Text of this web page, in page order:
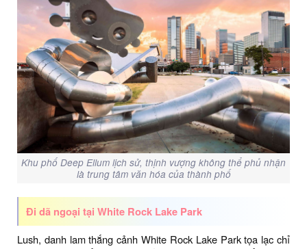
Khu phố Deep Ellum lịch sử, thịnh vượng không thể phủ nhận
là trung tâm văn hóa của thành phố
Đi dã ngoại tại White Rock Lake Park
Lush, danh lam thắng cảnh White Rock Lake Park tọa lạc chỉ